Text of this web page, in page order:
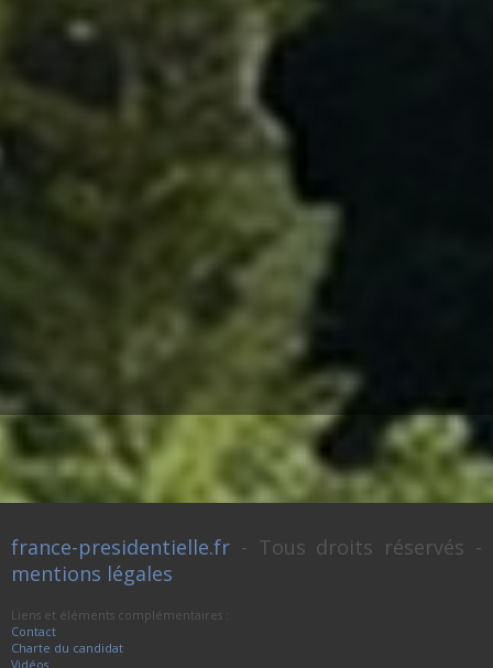
france-presidentielle.fr - Tous droits réservés -
mentions légales
Liens et éléments complémentaires :
Contact
Charte du candidat
Vidéos